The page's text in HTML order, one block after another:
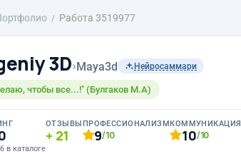
Работа 3519977
3D›Maya3d Нейросаммари
чтобы все...!" (Булгаков М.А)
в каталоге
ОТЗЫВЫ
21
ПРОФЕССИОНАЛИЗМ
9/10
КОММУНИКАЦИЯ
10/10